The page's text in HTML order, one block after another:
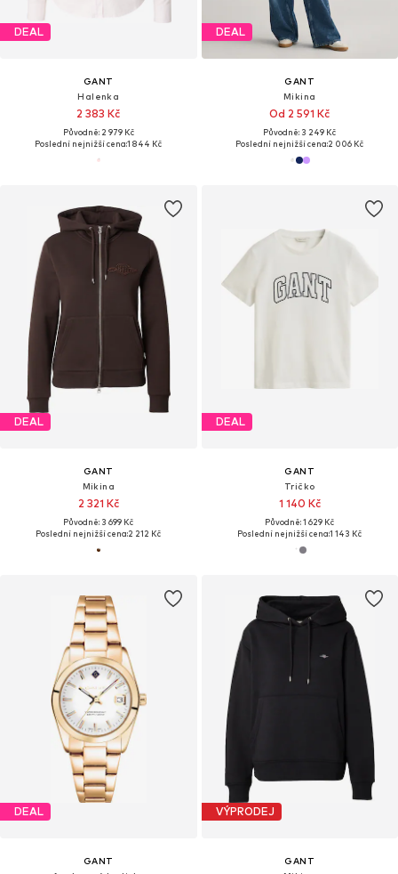
DEAL
GANT
Halenka
2 383 Kč
Původně: 2 979 Kč
Poslední nejnižší cena:1 844 Kč
DEAL
GANT
Mikina
Od 2 591 Kč
Původně: 3 249 Kč
Poslední nejnižší cena:2 006 Kč
DEAL
GANT
Mikina
2 321 Kč
Původně: 3 699 Kč
Poslední nejnižší cena:2 212 Kč
DEAL
GANT
Tričko
1 140 Kč
Původně: 1 629 Kč
Poslední nejnižší cena:1 143 Kč
DEAL
GANT
VÝPRODEJ
GANT